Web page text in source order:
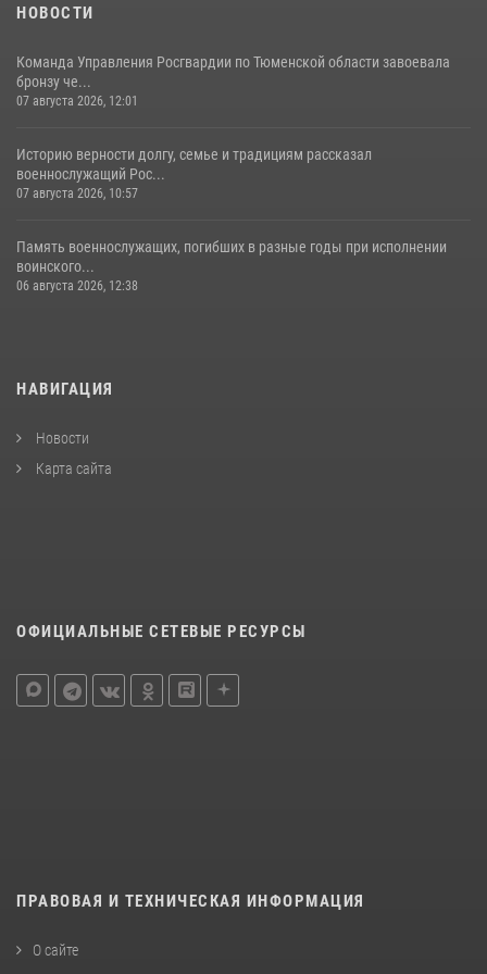
НОВОСТИ
Команда Управления Росгвардии по Тюменской области завоевала
бронзу че...
07 августа 2026, 12:01
Историю верности долгу, семье и традициям рассказал
военнослужащий Рос...
07 августа 2026, 10:57
Память военнослужащих, погибших в разные годы при исполнении
воинского...
06 августа 2026, 12:38
НАВИГАЦИЯ
Новости
Карта сайта
ОФИЦИАЛЬНЫЕ СЕТЕВЫЕ РЕСУРСЫ
ПРАВОВАЯ И ТЕХНИЧЕСКАЯ ИНФОРМАЦИЯ
О сайте